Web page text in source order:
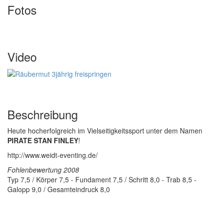
Fotos
Video
Beschreibung
Heute hocherfolgreich im Vielseitigkeitssport unter dem Namen
PIRATE STAN FINLEY!
http://www.weidt-eventing.de/
Fohlenbewertung 2008
Typ 7,5 / Körper 7,5 - Fundament 7,5 / Schritt 8,0 - Trab 8,5 -
Galopp 9,0 / Gesamteindruck 8,0